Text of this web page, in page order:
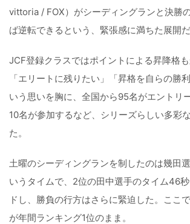
vittoria / FOX）がシーディングランと決勝
ば逆転できるという、緊張感に満ちた展開だ
JCF登録クラスではポイントによる昇降格も
「エリートに残りたい」「昇格を自らの勝
いう思いを胸に、全国から95名がエントリ
10名が参加するなど、シリーズらしい多彩
た。
土曜のシーディングランを制したのは幾田
いうタイムで、2位の田中選手のタイム46
ドし、勝負の行方はさらに緊迫した。ここ
が年間ランキング1位のまま。